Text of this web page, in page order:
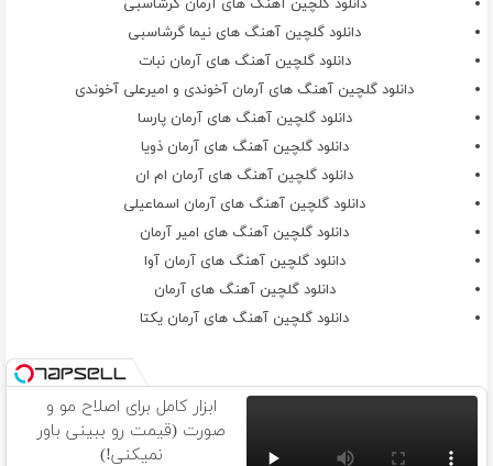
دانلود گلچین آهنگ های آرمان گرشاسبی
دانلود گلچین آهنگ های نیما گرشاسبی
دانلود گلچین آهنگ های آرمان نبات
دانلود گلچین آهنگ های آرمان آخوندی و امیرعلی آخوندی
دانلود گلچین آهنگ های آرمان پارسا
دانلود گلچین آهنگ های آرمان ذویا
دانلود گلچین آهنگ های آرمان ام ان
دانلود گلچین آهنگ های آرمان اسماعیلی
دانلود گلچین آهنگ های امیر آرمان
دانلود گلچین آهنگ های آرمان آوا
دانلود گلچین آهنگ های آرمان
دانلود گلچین آهنگ های آرمان یکتا
ابزار کامل برای اصلاح مو و
صورت (قیمت رو ببینی باور
نمیکنی!)